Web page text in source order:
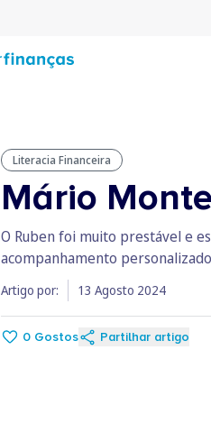
Literacia Financeira
Mário
O Ruben foi muito prestável e
acompanhamento
Artigo por: 13 Agosto 2024
0 Gostos Partilhar artigo